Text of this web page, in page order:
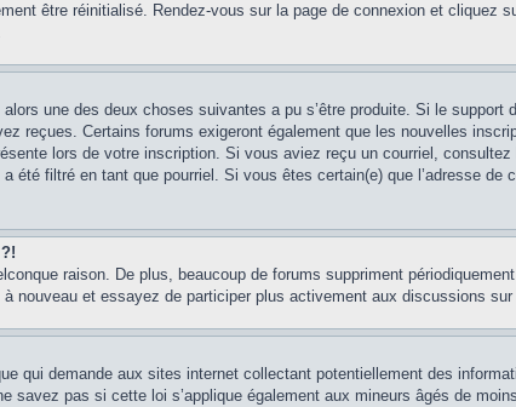
être réinitialisé. Rendez-vous sur la page de connexion et cliquez
une des deux choses suivantes a pu s’être produite. Si le
reçues. Certains forums exigeront également que les nouvelles
lors de votre inscription. Si vous aviez reçu un courriel,
filtré en tant que pourriel. Si vous êtes certain(e) que l’adresse
raison. De plus, beaucoup de forums suppriment
nouveau et essayez de participer plus activement aux discussions sur
qui demande aux sites internet collectant potentiellement des
pas si cette loi s’applique également aux mineurs âgés de